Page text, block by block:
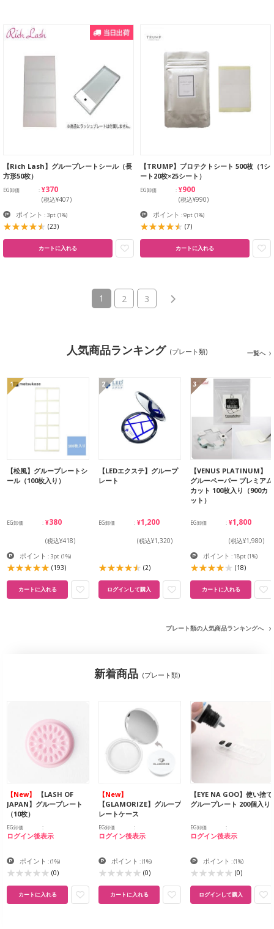
【Rich Lash】グループレートシール（長
方形50枚）
EG卸価 ¥370
(税込¥407)
ポイント : 3pt (1%)
(23)
カートに入れる
【TRUMP】プロテクトシート 500枚（1シ
ート20枚×25シート）
EG卸価 ¥900
(税込¥990)
ポイント : 9pt (1%)
(7)
カートに入れる
1 (current)
2 3
人気商品ランキング (プレート類) 一覧へ
1
【松風】グループレートシ
ール（100枚入り）
EG卸価 ¥380
(税込¥418)
ポイント : 3pt (1%)
(193)
カートに入れる
2
【LEDエクステ】グループ
レート
EG卸価 ¥1,200
(税込¥1,320)
(2)
ログインして購入
3
【VENUS PLATINUM】
グルーペーパー プレミアム
カット 100枚入り（900カ
ット）
EG卸価 ¥1,800
(税込¥1,980)
ポイント : 18pt (1%)
(18)
カートに入れる
プレート類の人気商品ランキングへ
新着商品 (プレート類)
【New】
JAPAN】グループレート
（10枚）
EG卸価
ログイン後表示
ポイント :(1%)
(0)
カートに入れる
【New】
【GLAMORIZE】グループ
レートケース
EG卸価
ログイン後表示
ポイント :(1%)
(0)
カートに入れる
【EYE NA GOO】使い捨て
グループレート 200個入り
EG卸価
ログイン後表示
ポイント :(1%)
(0)
ログインして購入